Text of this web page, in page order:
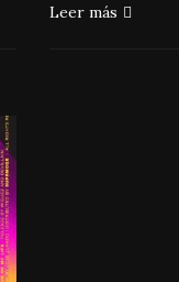
Leer más